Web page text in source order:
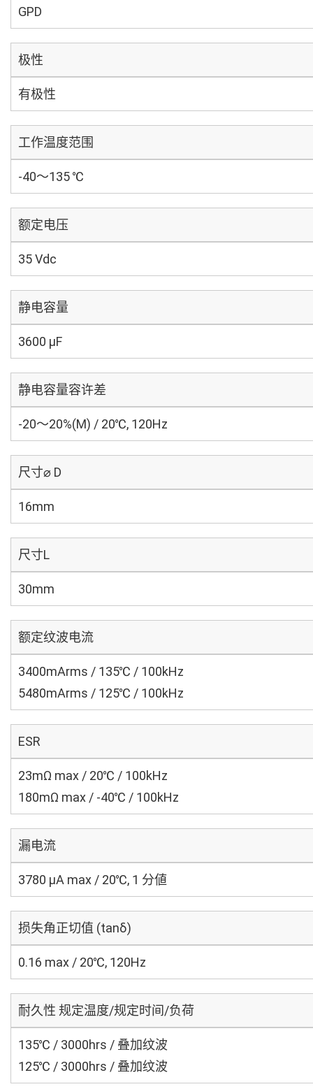
GPD
极性
有极性
工作温度范围
-40～135 ℃
额定电压
35 Vdc
静电容量
3600 µF
静电容量容许差
-20～20%(M) / 20℃, 120Hz
尺寸⌀ D
16mm
尺寸L
30mm
额定纹波电流
3400mArms / 135℃ / 100kHz
5480mArms / 125℃ / 100kHz
ESR
23mΩ max / 20℃ / 100kHz
180mΩ max / -40℃ / 100kHz
漏电流
3780 μA max / 20℃, 1 分値
损失角正切值 (tanδ)
0.16 max / 20℃, 120Hz
耐久性 规定温度/规定时间/负荷
135℃ / 3000hrs / 叠加纹波
125℃ / 3000hrs / 叠加纹波